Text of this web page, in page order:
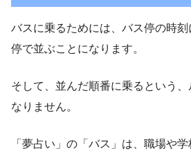
バスに乗るためには、バス停の時
停で並ぶことになります。
そして、並んだ順番に乗るという
なりません。
「夢占い」の「バス」は、職場や